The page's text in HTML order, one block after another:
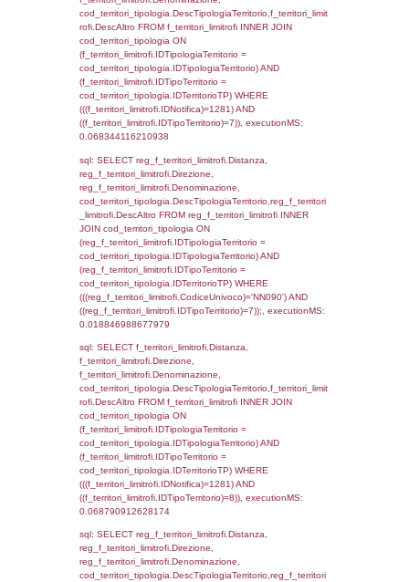
cod_territori_tipologia.IDTipologiaTerritorio
f_territori_limitrofi.IDTipoTerritorio =
cod_territori_tipologia.IDTerritorioTP )
((f_territori_limitrofi.IDNotifica) = 1281 ) AND
cod_territori_tipologia.IDTerritorioTP = 1)
executionMS: 0.074272871017456
sql: SELECT f_territori_limitrofi.Distanza,
f_territori_limitrofi.Direzione,
f_territori_limitrofi.Denominazione,
f_territori_limitrofi.DescAltro,
f_territori_limitrofi INNER JOIN
(f_territori_limitrofi.IDTipologiaTerritorio =
cod_territori_tipologia.IDTipologiaTerritorio)
(f_territori_limitrofi.IDTipoTerritorio =
cod_territori_tipologia.IDTerritorioTP)
(((f_territori_limitrofi.IDNotifica)=1281) AND
((f_territori_limitrofi.IDTipoTerritorio)=2)),
0.070094108581543
sql: SELECT f_territori_limitrofi.Distanza,
f_territori_limitrofi.Direzione,
f_territori_limitrofi.Denominazione,
f_territori_limitrofi.DescAltro FROM
JOIN cod_territori_tipologia ON